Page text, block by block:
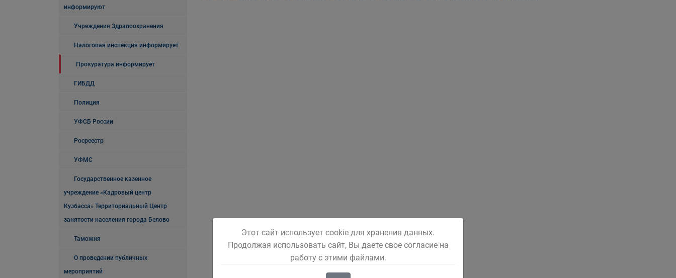
информируют
Учреждения Здравоохранения
Налоговая инспекция информирует
Прокуратура информирует
ГИБДД
Полиция
УФСБ России
Росреестр
УФМС
Государственное казенное
учреждение «Кадровый центр
Кузбасса» Территориальный Центр
занятости населения города Белово
Таможня
О проведении публичных
мероприятий
Этот сайт использует cookie для хранения данных.
Продолжая использовать сайт, Вы даете свое согласие на
работу с этими файлами.